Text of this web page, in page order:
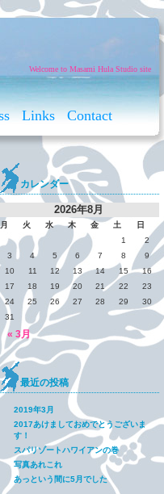
Welcome to Masami Hula Studio site
Links Contact
カレンダー
2026年8月
月 火 水 木 金 土 日
« 3月
1
2
3
4 5 6 7 8
9
10
11 12 13 14 15
16
17
18 19 20 21 22
23
24
25 26 27 28 29
30
31
最近の投稿
2019年3月
2017あけましておめでとうございま
す！
スパリゾートハワイアンの巻
写真あれこれ
あっという間に5月でした